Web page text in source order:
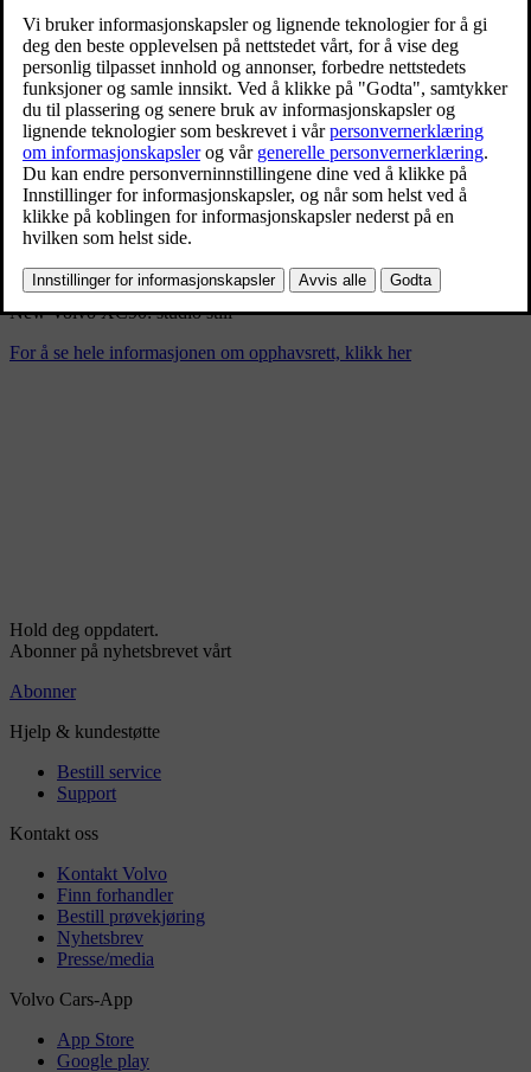
New Volvo XC90: studio still
9/4/2024
Bokmerke
Del
Last ned
New Volvo XC90: studio still
For å se hele informasjonen om opphavsrett, klikk her